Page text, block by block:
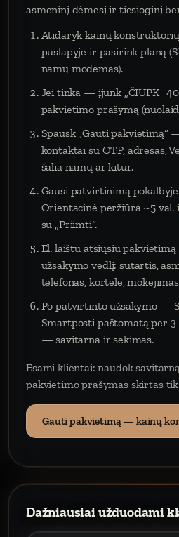
asmeninį dėmesį ir tiesioginį
Atidaryk kainų
puslapyje ir pasirink planą
namų modemas).
Jei tinka — įjunk „ČIUPK
pakvietimo prašymą
Spausk „Gauti pakvietimą“
kontaktai su OTP, adresas,
šalia namų ar kitur.
Gausi patvirtinimą
Orientacinė peržiūra ~5 val.
su „Priimti“.
El. laištu atsiųsiu
užsakymo vedlį: sutartis,
telefonas, kortelė,
Po patvirtinto užsakymo —
Smartposti paštomatą per
— savitarna ir sekimas.
Esami klientai: naudok
pakvietimo prašymas skirtas
Gauti pakvietimą — kainų
Dažniausiai užduodami